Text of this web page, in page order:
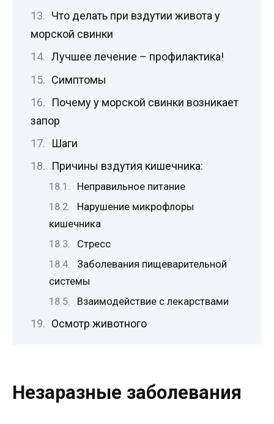
Что делать при вздутии живота у
морской свинки
Лучшее лечение – профилактика!
Симптомы
Почему у морской свинки возникает
запор
Шаги
Причины вздутия кишечника:
Неправильное питание
Нарушение микрофлоры
кишечника
Стресс
Заболевания пищеварительной
системы
Взаимодействие с лекарствами
Осмотр животного
Незаразные заболевания